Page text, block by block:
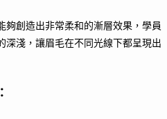
夠創造出非常柔和的漸層效果，學員
深淺，讓眉毛在不同光線下都呈現出
：